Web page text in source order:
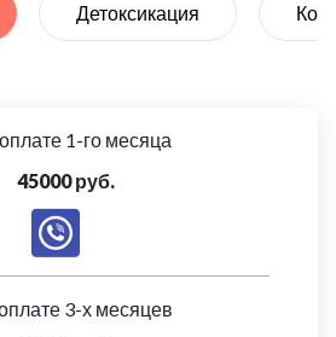
Детоксикация
1-го месяца
45000 руб.
3-х месяцев